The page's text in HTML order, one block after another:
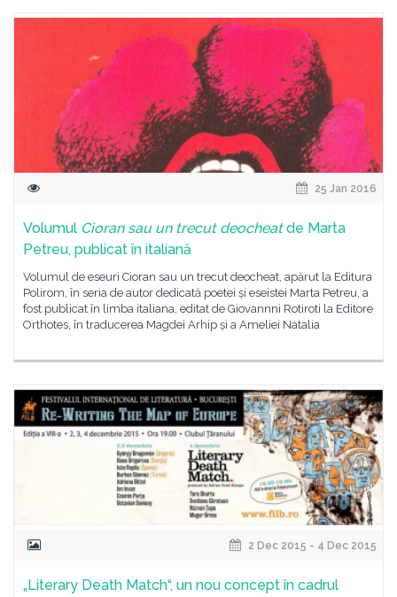
25 Jan 2016
Volumul Cioran sau un trecut deocheatde Marta
Petreu, publicat în italiană
Volumul de eseuri Cioran sau un trecut deocheat, apărut la Editura
Polirom, în seria de autor dedicată poetei și eseistei Marta Petreu, a
fost publicat în limba italiana, editat de Giovannni Rotiroti la Editore
Orthotes, în traducerea Magdei Arhip și a Ameliei Natalia
2 Dec 2015 - 4 Dec 2015
„Literary Death Match“, un nou concept în cadrul